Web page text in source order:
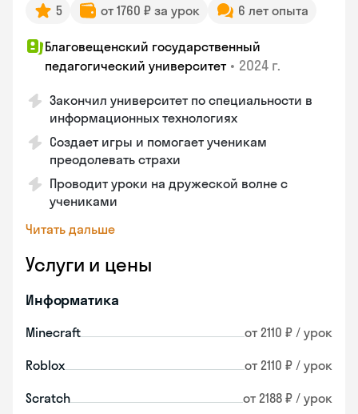
5 от 1760 ₽ за урок 6 лет опыта
Благовещенский государственный
педагогический университет • 2024 г.
Закончил университет по специальности в
информационных технологиях
Создает игры и помогает ученикам
преодолевать страхи
Проводит уроки на дружеской волне с
учениками
Читать дальше
Услуги и цены
Информатика
Minecraft от 2110 ₽ / урок
Roblox от 2110 ₽ / урок
Scratch от 2188 ₽ / урок